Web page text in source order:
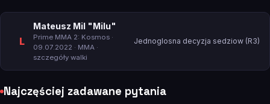
L
Mateusz Mil "Milu"
Prime MMA 2: Kosmos ·
09.07.2022 · MMA ·
szczegóły walki
Jednoglosna decyzja sedziow (R3)
Najczęściej zadawane pytania